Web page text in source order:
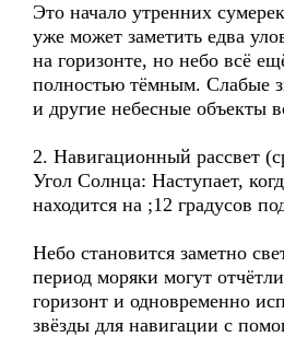
Это начало утренних
уже может заметить едва
на горизонте, но небо всё
полностью тёмным. Слабые
и другие небесные объекты
2. Навигационный рассвет
Угол Солнца: Наступает,
находится на ;12 градусов
Небо становится заметно
период моряки могут
горизонт и одновременно
звёзды для навигации с